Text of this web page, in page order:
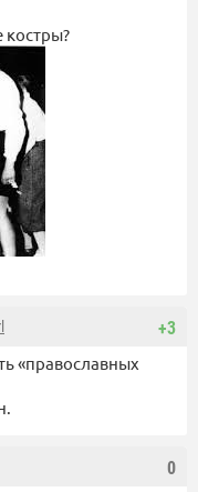
костры?
+3
«православных
0